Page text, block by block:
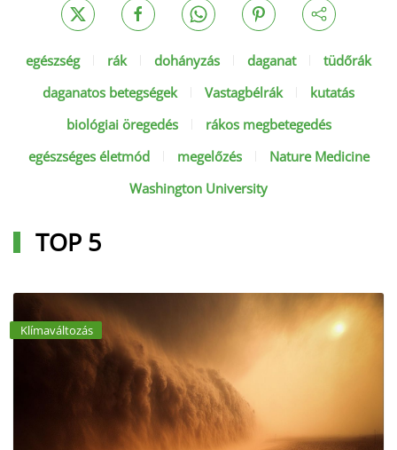
egészség rák dohányzás daganat
tüdőrák
daganatos betegségek
Vastagbélrák
kutatás
biológiai öregedés
rákos megbetegedés
egészséges életmód
megelőzés
Nature Medicine
Washington University
TOP 5
Klímaváltozás